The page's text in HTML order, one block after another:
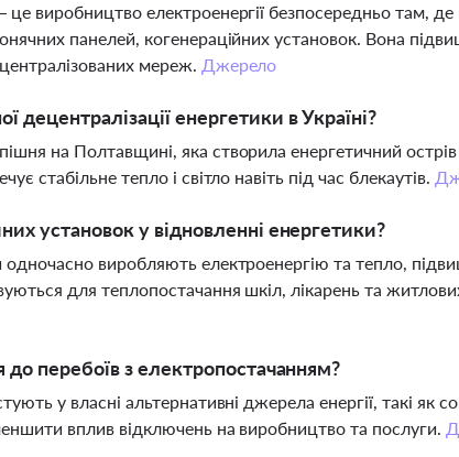
це виробництво електроенергії безпосередньо там,
панелей, когенераційних установок. Вона
мереж. Джерело
децентралізації енергетики в Україні?
на Полтавщині, яка створила енергетичний острів
стабільне тепло і світло навіть під час блекаутів.
установок у відновленні енергетики?
одночасно виробляють електроенергію та тепло,
для теплопостачання шкіл, лікарень та
до перебоїв з електропостачанням?
у власні альтернативні джерела енергії, такі як
вплив відключень на виробництво та послуги.